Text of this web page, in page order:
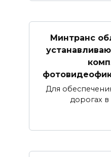
Минтранс
Для
дорогах